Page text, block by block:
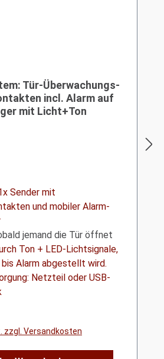
Tür-Überwachungs-
incl. Alarm auf
mit Licht+Ton
Sender mit
und mobiler Alarm-
jemand die Tür öffnet
Ton + LED-Lichtsignale,
Alarm abgestellt wird.
Netzteil oder USB-
zzgl. Versandkosten